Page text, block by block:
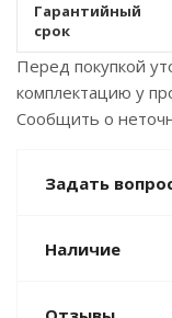
Гарантийный
срок
Перед покупкой
комплектацию у
Сообщить о
Задать
Наличие